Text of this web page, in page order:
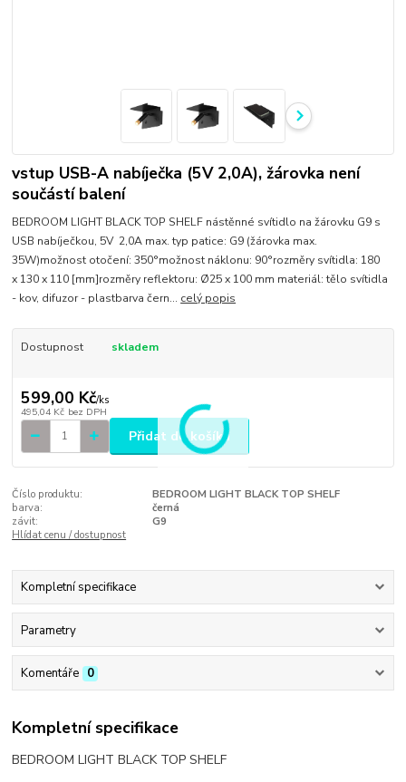
vstup USB-A nabíječka (5V 2,0A), žárovka není
součástí balení
BEDROOM LIGHT BLACK TOP SHELF nástěnné svítidlo na žárovku G9 s
USB nabíječkou, 5V 2,0A max. typ patice: G9 (žárovka max.
35W)možnost otočení: 350°možnost náklonu: 90°rozměry svítidla: 180
x 130 x 110 [mm]rozměry reflektoru: Ø25 x 100 mm materiál: tělo svítidla
- kov, difuzor - plastbarva čern... celý popis
Dostupnost skladem
599,00 Kč/ks
495,04 Kč bez DPH
Přidat do košíku
Číslo produktu:
BEDROOM LIGHT BLACK TOP SHELF
barva:
černá
závit:
G9
Hlídat cenu / dostupnost
Kompletní specifikace
Parametry
Komentáře 0
Kompletní specifikace
BEDROOM LIGHT BLACK TOP SHELF